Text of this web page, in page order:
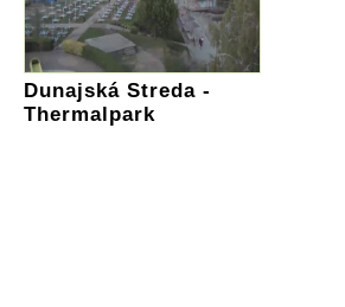
Dunajská Streda -
Thermalpark